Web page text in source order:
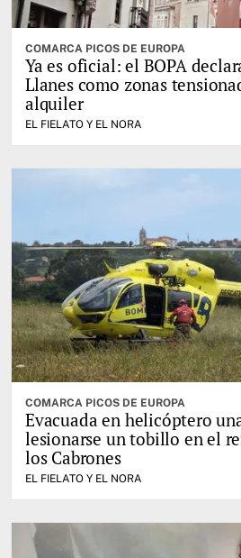
COMARCA PICOS DE EUROPA
Ya es oficial: el BOPA
Llanes como zonas
alquiler
EL FIELATO Y EL NORA
COMARCA PICOS DE EUROPA
Evacuada en helicóptero
lesionarse un tobillo en el
los Cabrones
EL FIELATO Y EL NORA